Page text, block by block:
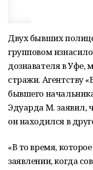
Двух бывших
групповом
дознавателя в Уфе,
стражи. Агентству
бывшего
Эдуарда М. заявил,
он находился в
«В то время,
заявлении, когда